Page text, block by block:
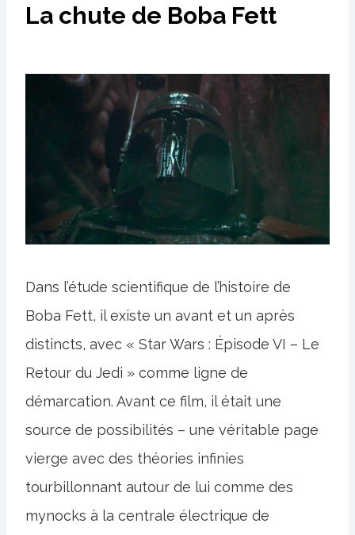
La chute de Boba Fett
Dans l’étude scientifique de l’histoire de
Boba Fett, il existe un avant et un après
distincts, avec « Star Wars : Épisode VI – Le
Retour du Jedi » comme ligne de
démarcation. Avant ce film, il était une
source de possibilités – une véritable page
vierge avec des théories infinies
tourbillonnant autour de lui comme des
mynocks à la centrale électrique de